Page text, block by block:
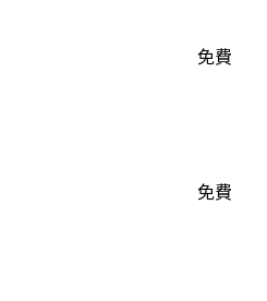
免費
免費